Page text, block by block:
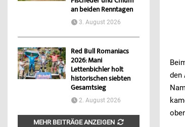
den
an beiden Renntagen
3. August 2026
Red Bull Romaniacs
2026: Mani
Lettenbichler holt
historischen siebten
Gesamtsieg
2. August 2026
MEHR BEITRÄGE ANZEIGEN